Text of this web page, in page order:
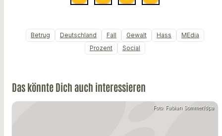
Betrug Deutschland Fall Gewalt Hass
MEdia
Prozent
Social
Das könnte Dich auch interessieren
Foto: Fabian Sommer/dpa